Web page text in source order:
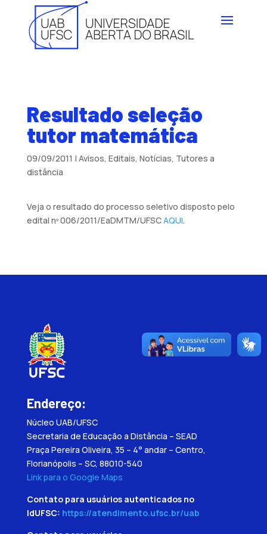
Resultado seleção
tutor matemática
09/09/2011 | Avisos, Editais, Notícias, Tutores a
distância
Veja o resultado do processo seletivo disposto pelo
edital nº 006/2011/EaDMTM/UFSCAQUI.
Endereço:
Núcleo UAB/UFSC
Secretaria de Educação a Distância – SEAD
Praça Pereira Oliveira, 35 – 4° andar – Centro,
Florianópolis – SC, 88010-540
Link para o Google Maps
Contato para usuários autenticados no
IdUFSC: https://atendimento.ufsc.br/uab